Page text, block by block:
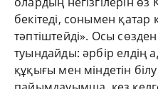
бекітеді, сонымен қатар
тәптіштейді». Осы
туындайды: әрбір елдің
құқығы мен міндетін